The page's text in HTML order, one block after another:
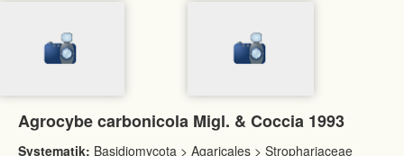
Agrocybe carbonicola Migl. & Coccia 1993
Systematik: Basidiomycota > Agaricales > Strophariaceae